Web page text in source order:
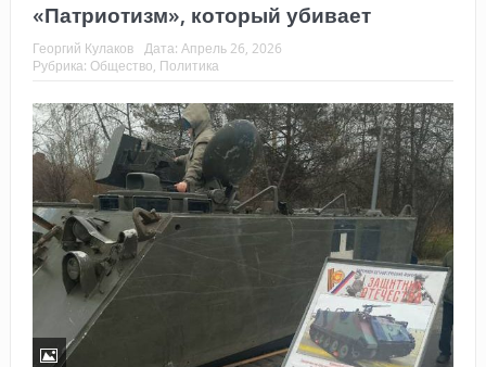
«Патриотизм», который убивает
Георгий Кулаков Дата: Апрель 26, 2026
Рубрика: Общество, Политика